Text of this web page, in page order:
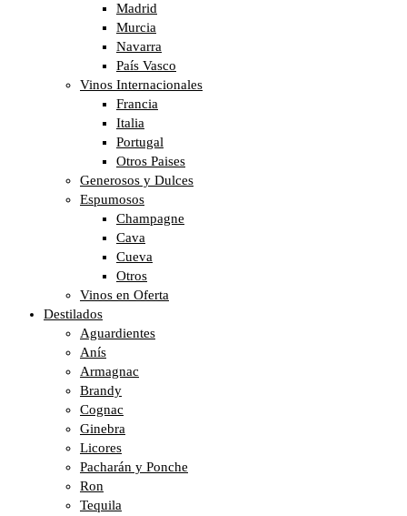
Madrid
Murcia
Navarra
País Vasco
Vinos Internacionales
Francia
Italia
Portugal
Otros Paises
Generosos y Dulces
Espumosos
Champagne
Cava
Cueva
Otros
Vinos en Oferta
Destilados
Aguardientes
Anís
Armagnac
Brandy
Cognac
Ginebra
Licores
Pacharán y Ponche
Ron
Tequila